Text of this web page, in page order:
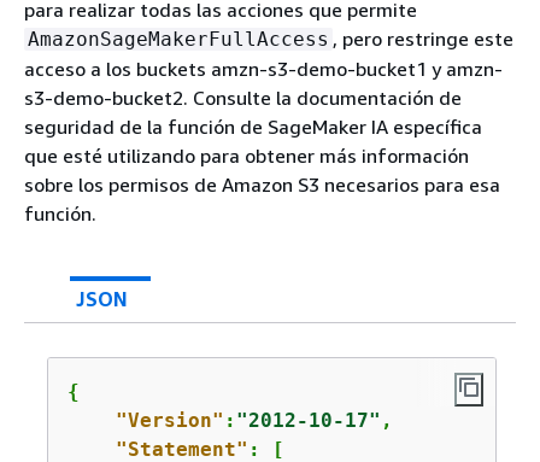
para realizar todas las acciones que permite
AmazonSageMakerFullAccess , pero restringe este
acceso a los buckets amzn-s3-demo-bucket1 y amzn-
s3-demo-bucket2. Consulte la documentación de
seguridad de la función de SageMaker IA específica
que esté utilizando para obtener más información
sobre los permisos de Amazon S3 necesarios para esa
función.
JSON
{
"Version" : "2012-10-17" ,
"Statement" : [